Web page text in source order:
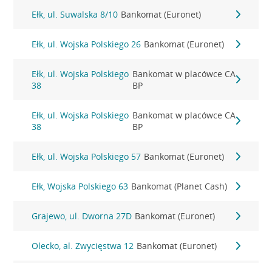
Ełk, ul. Suwalska 8/10 Bankomat (Euronet)
Ełk, ul. Wojska Polskiego 26 Bankomat (Euronet)
Ełk, ul. Wojska Polskiego
38
Bankomat w placówce CA
BP
Ełk, ul. Wojska Polskiego
38
Bankomat w placówce CA
BP
Ełk, ul. Wojska Polskiego 57 Bankomat (Euronet)
Ełk, Wojska Polskiego 63 Bankomat (Planet Cash)
Grajewo, ul. Dworna 27D Bankomat (Euronet)
Olecko, al. Zwycięstwa 12 Bankomat (Euronet)